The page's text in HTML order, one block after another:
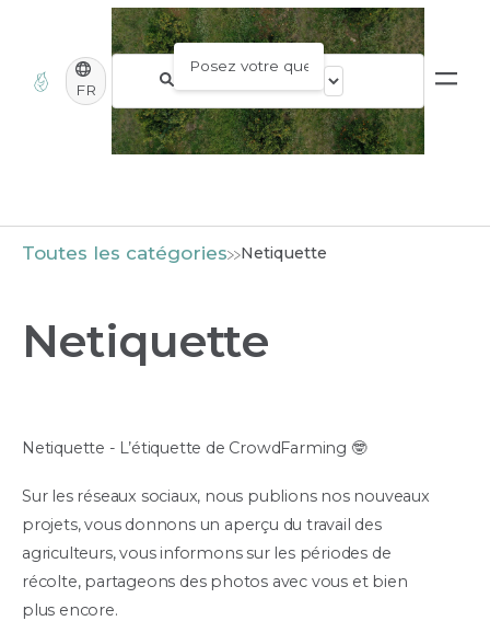
FR
Toutes les catégories Netiquette
Netiquette
Netiquette - L’étiquette de CrowdFarming 🤓
Sur les réseaux sociaux, nous publions nos nouveaux
projets, vous donnons un aperçu du travail des
agriculteurs, vous informons sur les périodes de
récolte, partageons des photos avec vous et bien
plus encore.